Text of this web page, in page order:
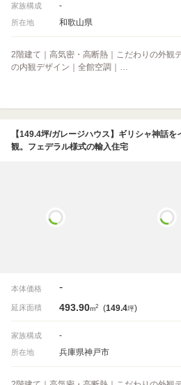
家族構成 -
所在地 和歌山県
2階建て｜高気密・高断熱｜こだわりの外観
の内観デザイン｜全館空調｜…
【149.4坪/ガレージハウス】ギリシャ神話
観。フェデラル様式の輸入住宅
本体価格 -
延床面積 493.90m2 (149.4坪)
家族構成 -
所在地 兵庫県神戸市